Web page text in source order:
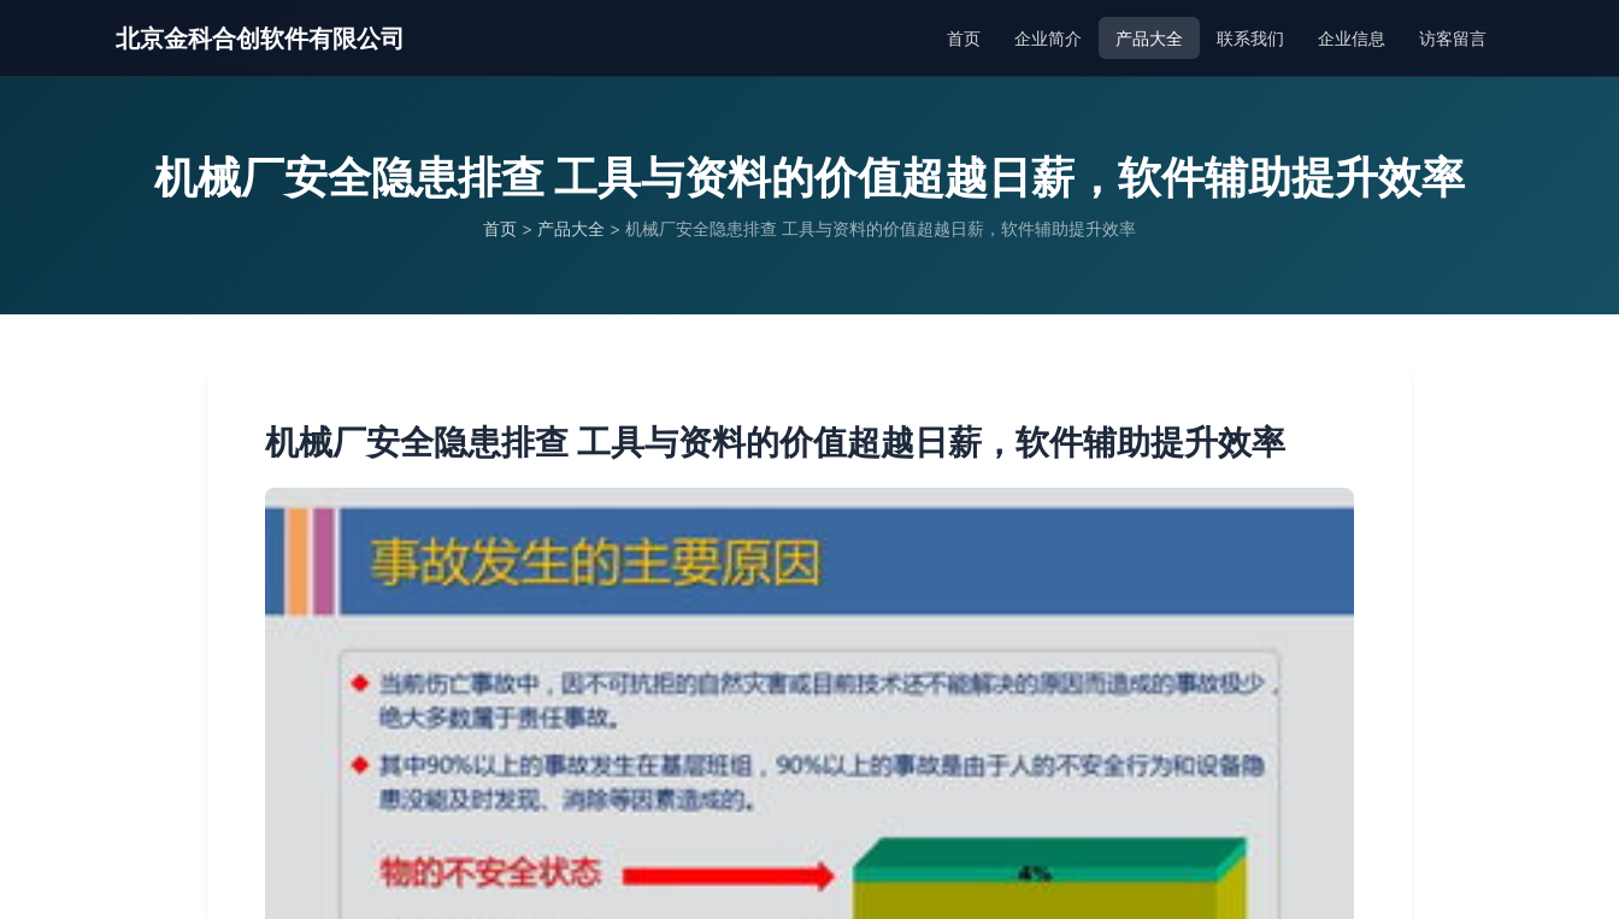
北京金科合创软件有限公司 首页 企业简介 产品大全 联系我们 企业信息 访客留言
机械厂安全隐患排查 工具与资料的价值超越日薪，软件辅助提升效率
首页 > 产品大全 > 机械厂安全隐患排查 工具与资料的价值超越日薪，软件辅助提升效率
机械厂安全隐患排查 工具与资料的价值超越日薪，软件辅助提升效率